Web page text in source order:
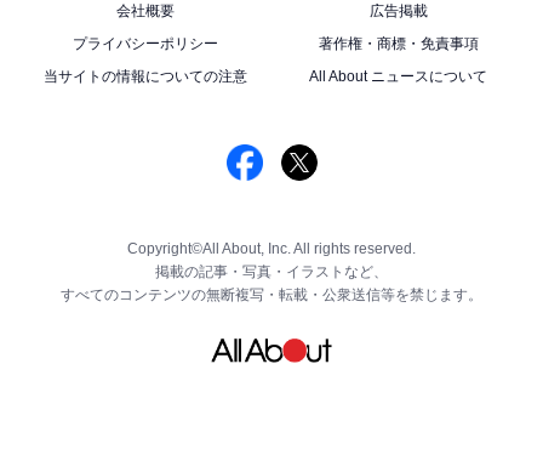
会社概要
広告掲載
プライバシーポリシー
著作権・商標・免責事項
当サイトの情報についての注意
All About ニュースについて
Copyright©All About, Inc. All rights reserved.
掲載の記事・写真・イラストなど、
すべてのコンテンツの無断複写・転載・公衆送信等を禁じます。